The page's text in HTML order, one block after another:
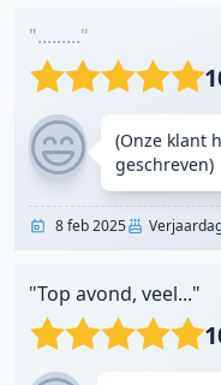
"........."
(Onze klant
geschreven)
8 feb 2025
"Top avond, veel..."